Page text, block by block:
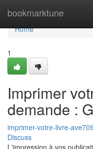
bookmarktune
Home
Home
1
Imprimer
demande :
imprimer-votre-livre-
Discuss
L'impression à vos